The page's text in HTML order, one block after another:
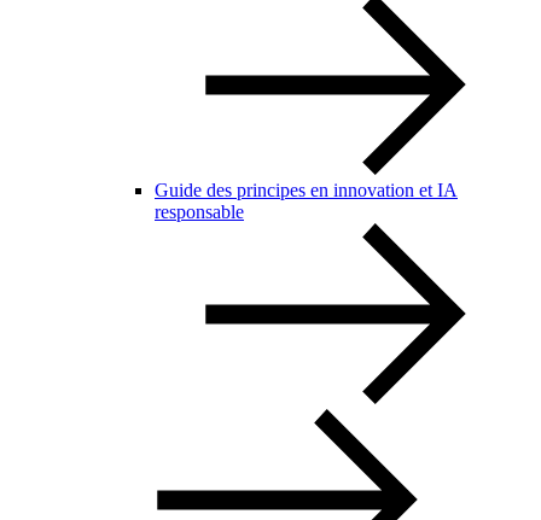
Guide des principes en innovation et IA
responsable